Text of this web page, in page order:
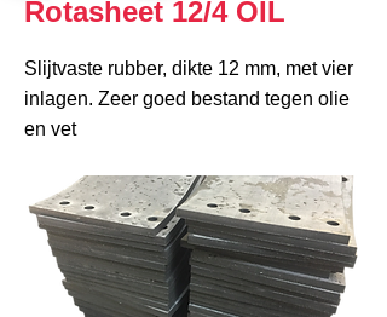
Rotasheet 12/4 OIL
Slijtvaste rubber, dikte 12 mm, met vier
inlagen. Zeer goed bestand tegen olie
en vet